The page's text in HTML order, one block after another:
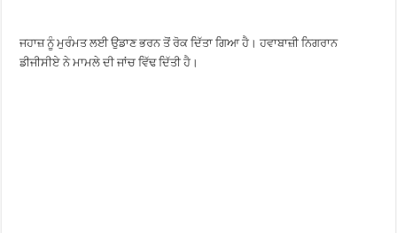
ਜਹਾਜ਼ ਨੂੰ ਮੁਰੰਮਤ ਲਈ ਉਡਾਣ ਭਰਨ ਤੋਂ ਰੋਕ ਦਿੱਤਾ ਗਿਆ ਹੈ। ਹਵਾਬਾਜ਼ੀ ਨਿਗਰਾਨ
ਡੀਜੀਸੀਏ ਨੇ ਮਾਮਲੇ ਦੀ ਜਾਂਚ ਵਿੱਢ ਦਿੱਤੀ ਹੈ।